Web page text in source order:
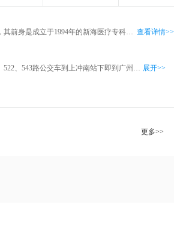
广州紫荆医院是海珠区规模最大的综合性医院。创建于是1999年，其前身是成立于1994年的新海医疗专科中心。医院位于广州市南出口，交通方便。占地面积5000平方米，建筑面积5400平方米，开设医疗床位130攻。特别在甲状腺学科领域，得到了广州军区陆军总院专家的大力支持，打造成为了我国华南地区也是全国重点的国家级甲状腺临床研究基地，广州紫荆医院在国内率先开展“TRG消瘿免疫介入疗法”诊疗，是国家卫生部倡议的实施甲亢规范化诊疗保障甲亢患者的健康权益，更是符合目前甲亢临床诊疗迫切全面规范的需要。 其中两人病房，有卫生间，空调、彩电、太阳能热水器等设施，病房宽敞舒适。门诊设有甲状腺医疗科、内、外、妇、儿、五官、口腔、皮肤、中医等普通诊室和肾病、肝病、脑萎缩、不育不孕、肿瘤、包皮包茎、针灸推拿、脉管炎、乳腺病、医学美容、色斑等10多个专科诊室。辅助科室有中西药房、B超、心电图、放射、CT等科室，临床科室有烧伤手外科、内科（肿瘤）和微创脊柱外科。 重点特色科室介绍&mdash;&mdash;甲状腺医疗科： TRG消瘿免疫介入疗法是在传统疗法的基础上，主要通过“TRG开启甲状腺保护膜--检查分型--调理免疫系统--碘131治疗--巩固调理”五大步骤。能够完全避免单一性服用碘131治疗甲亢所导致的副作用。100%治愈甲亢，全面开启甲亢规范化诊疗新篇章。打造广州紫荆医院成为华南地区甲亢第一品牌医院。 广州军区陆军总医院甲亢诊疗临床基地&mdash;&mdash;广州紫荆医院甲亢治疗中心核医学科室成立于2009年6月，同月被中国医促会评审认证为“国家重点甲状腺疾治疗研究康复基地”。配备标准的碘131储藏、分装和治疗室，分源室和病人所处的房间有专门的通风以及活性炭过滤装置，防护设施完整。完全按放国家规定的放射性工作场所布局设计，各医疗操作人员有专业的辐射防护的教育和培训。以上每一个规范的操作细节，保证数万名甲亢患者治疗的安全性和有效性。 查看详情>>
广州市内可乘5、122、125、139、188、195、230247、282、512、522、543路公交车到上冲南站下即到广州紫荆医院。 展开>>
更多>>